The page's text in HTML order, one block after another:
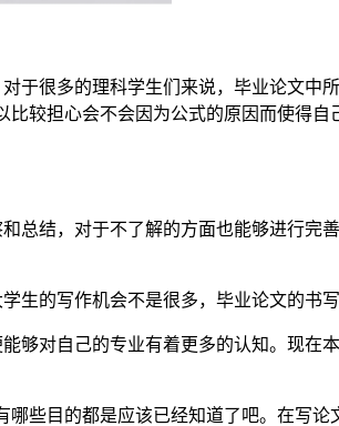
于很多的理科学生们来说，毕业论文
较担心会不会因为公式的原因而使得
总结，对于不了解的方面也能够进行
生的写作机会不是很多，毕业论文的书
够对自己的专业有着更多的认知。现在
些目的都是应该已经知道了吧。在写论